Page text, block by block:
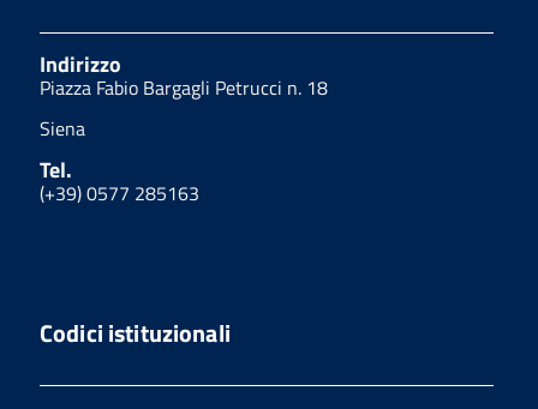
Indirizzo
Piazza Fabio Bargagli Petrucci n. 18
Siena
Tel.
(+39) 0577 285163
Codici istituzionali